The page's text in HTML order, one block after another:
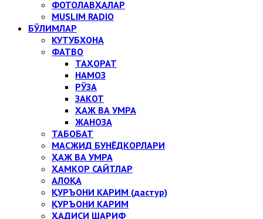
ФОТОЛАВҲАЛАР
MUSLIM RADIO
БЎЛИМЛАР
КУТУБХОНА
ФАТВО
ТАҲОРАТ
НАМОЗ
РЎЗА
ЗАКОТ
ҲАЖ ВА УМРА
ЖАНОЗА
ТАБОБАТ
МАСЖИД БУНЁДКОРЛАРИ
ҲАЖ ВА УМРА
ҲАМКОР САЙТЛАР
АЛОҚА
ҚУРЪОНИ КАРИМ (дастур)
ҚУРЪОНИ КАРИМ
ҲАДИСИ ШАРИФ